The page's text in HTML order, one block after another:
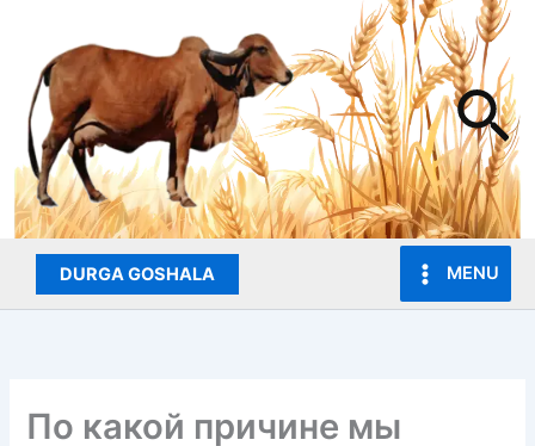
content
DURGA GOSHALA MENU
По какой причине мы